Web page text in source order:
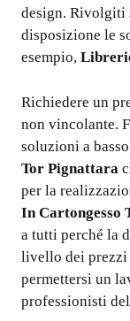
design. Rivolgiti
disposizione le
esempio,
Richiedere un
non vincolante.
soluzioni a
Tor Pignattara
per la
In Cartongesso
a tutti perché la
livello dei prezzi
permettersi un
professionisti